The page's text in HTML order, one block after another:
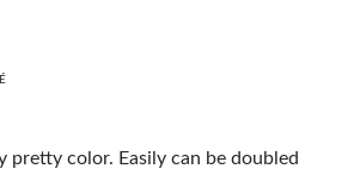
pretty color. Easily can be doubled